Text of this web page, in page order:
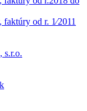
od r. 1⁄2011
s.r.o.